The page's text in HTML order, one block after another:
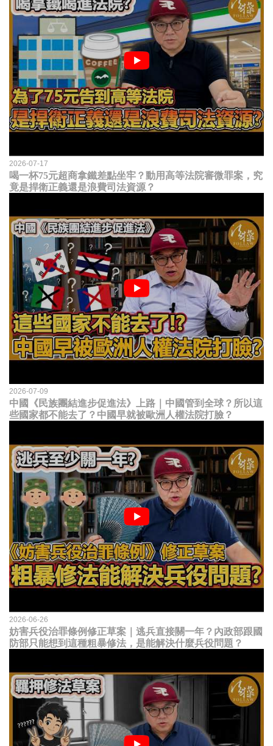
2026-07-17
喝一杯75元超商拿鐵差點坐牢？動用高等法院審微罪案，究
竟是捍衛正義還是浪費司法資源？
2026-07-09
中國《民族團結進步促進法》上路｜中國管到全球？所以這
些國家都不能去了？中國早就被歐洲人權法院打臉？
2026-06-26
妨害兵役治罪條例修正草案｜逃兵直接關一年？內政部跟國
防部只能想到這種粗暴修法，是能解決什麼兵役問題？